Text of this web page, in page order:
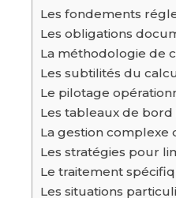
Les fondements
Les obligations
La méthodologie de
Les subtilités du
Le pilotage
Les tableaux de
La gestion complexe
Les stratégies pour
Le traitement
Les situations